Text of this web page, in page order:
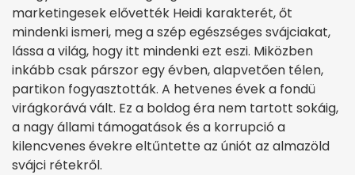
marketingesek elővették Heidi karakterét, őt
mindenki ismeri, meg a szép egészséges svájciakat,
lássa a világ, hogy itt mindenki ezt eszi. Miközben
inkább csak párszor egy évben, alapvetően télen,
partikon fogyasztották. A hetvenes évek a fondü
virágkorává vált. Ez a boldog éra nem tartott sokáig,
a nagy állami támogatások és a korrupció a
kilencvenes évekre eltűntette az úniót az almazöld
svájci rétekről.